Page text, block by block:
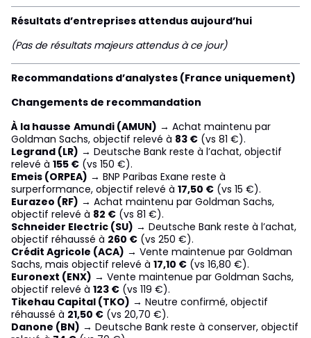
Résultats d’entreprises attendus aujourd’hui
(Pas de résultats majeurs attendus à ce jour)
Recommandations d’analystes (France uniquement)
Changements de recommandation
À la hausse Amundi (AMUN) → Achat maintenu par
Goldman Sachs, objectif relevé à 83 € (vs 81 €).
Legrand (LR) → Deutsche Bank reste à l’achat, objectif
relevé à 155 € (vs 150 €).
Emeis (ORPEA) → BNP Paribas Exane reste à
surperformance, objectif relevé à 17,50 € (vs 15 €).
Eurazeo (RF) → Achat maintenu par Goldman Sachs,
objectif relevé à 82 € (vs 81 €).
Schneider Electric (SU) → Deutsche Bank reste à l’achat,
objectif réhaussé à 260 € (vs 250 €).
Crédit Agricole (ACA) → Vente maintenue par Goldman
Sachs, mais objectif relevé à 17,10 € (vs 16,80 €).
Euronext (ENX) → Vente maintenue par Goldman Sachs,
objectif relevé à 123 € (vs 119 €).
Tikehau Capital (TKO) → Neutre confirmé, objectif
réhaussé à 21,50 € (vs 20,70 €).
Danone (BN) → Deutsche Bank reste à conserver, objectif